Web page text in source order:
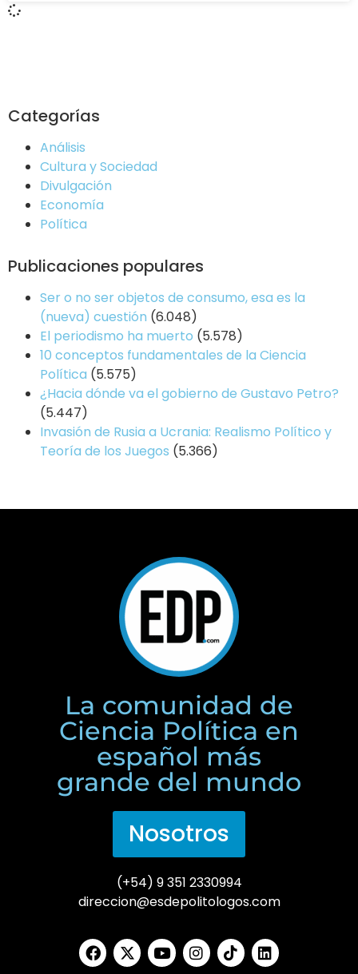
Categorías
Análisis
Cultura y Sociedad
Divulgación
Economía
Política
Publicaciones populares
Ser o no ser objetos de consumo, esa es la
(nueva) cuestión (6.048)
El periodismo ha muerto (5.578)
10 conceptos fundamentales de la Ciencia
Política (5.575)
¿Hacia dónde va el gobierno de Gustavo Petro?
(5.447)
Invasión de Rusia a Ucrania: Realismo Político y
Teoría de los Juegos (5.366)
La comunidad de
Ciencia Política en
español más
grande del mundo
Nosotros
(+54) 9 351 2330994
direccion@esdepolitologos.com